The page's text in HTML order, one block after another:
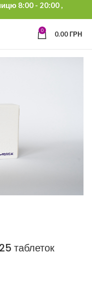
8:00 - 20:00 ,
0 0.00ГРН
таблеток